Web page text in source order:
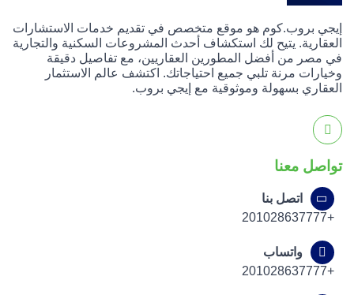
إيجي بروب.كوم هو موقع متخصص في تقديم خدمات الاستشارات
العقارية. يتيح لك استكشاف أحدث المشروعات السكنية والتجارية
في مصر من أفضل المطورين العقاريين، مع تفاصيل دقيقة
وخيارات مرنة تلبي جميع احتياجاتك. اكتشف عالم الاستثمار
العقاري بسهولة وموثوقية مع إيجي بروب.
تواصل معنا
اتصل بنا
+201028637777
واتساب
+201028637777